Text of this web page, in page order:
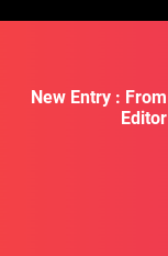
New Entry : From
Editor